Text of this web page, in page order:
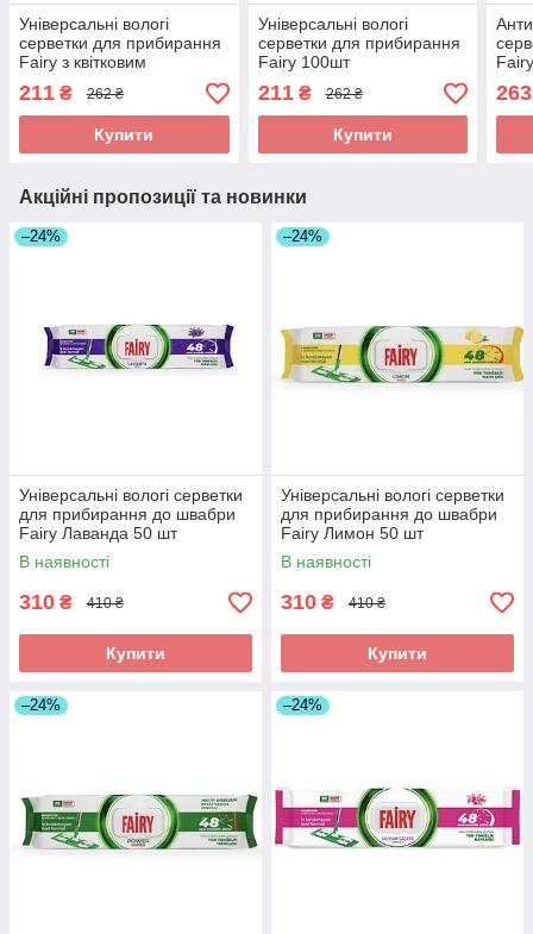
Універсальні вологі
серветки для прибирання
Fairy з квітковим
ароматом 100шт
211 ₴ 262 ₴
Купити
Універсальні вологі
серветки для прибирання
Fairy 100шт
211₴ 262 ₴
Купити
263
Акційні пропозиції та новинки
–24%
Універсальні вологі серветки
для прибирання до швабри
Fairy Лаванда 50 шт
В наявності
310 ₴ 410 ₴
Купити
–24%
Універсальні вологі серветки
для прибирання до швабри
Fairy Лимон 50 шт
В наявності
310 ₴ 410 ₴
Купити
–24% –24%